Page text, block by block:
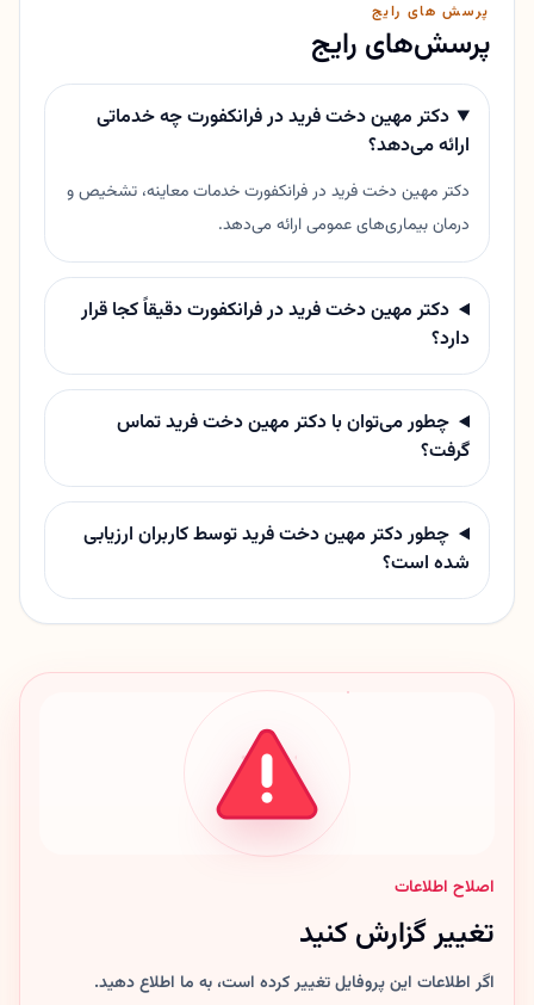
پرسش های رایج
پرسش‌های رایج
دکتر مهین دخت فرید در فرانکفورت چه خدماتی
ارائه می‌دهد؟
دکتر مهین دخت فرید در فرانکفورت خدمات معاینه، تشخیص و
درمان بیماری‌های عمومی ارائه می‌دهد.
دکتر مهین دخت فرید در فرانکفورت دقیقاً کجا قرار
دارد؟
چطور می‌توان با دکتر مهین دخت فرید تماس
گرفت؟
چطور دکتر مهین دخت فرید توسط کاربران ارزیابی
شده است؟
اصلاح اطلاعات
تغییر گزارش کنید
اگر اطلاعات این پروفایل تغییر کرده است، به ما اطلاع دهید.